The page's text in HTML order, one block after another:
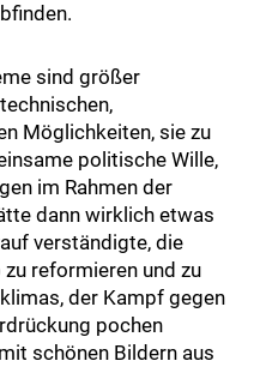
sind größer
Möglichkeiten, sie zu
politische Wille,
im Rahmen der
dann wirklich etwas
verständigte, die
reformieren und zu
der Kampf gegen
pochen
schönen Bildern aus